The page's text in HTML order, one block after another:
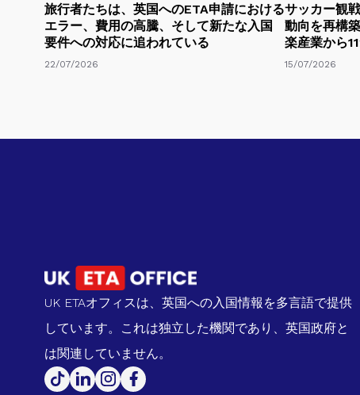
旅行者たちは、英国へのETA申請における
エラー、費用の高騰、そして新たな入国
要件への対応に追われている
22/07/2026
サッカー観
動向を再構
楽産業から
15/07/2026
UK ETAオフィスは、英国への入国情報を多言語で提供
しています。これは独立した機関であり、英国政府と
は関連していません。